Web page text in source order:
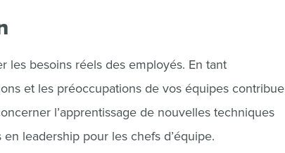
besoins réels des employés. En tant
et les préoccupations de vos équipes contribue
l’apprentissage de nouvelles techniques
leadership pour les chefs d’équipe.